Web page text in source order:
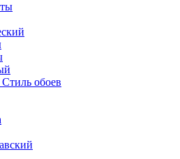
Стиль обоев